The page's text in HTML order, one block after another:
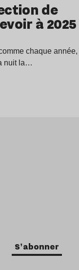
de
à 2025
chaque année,
nuit la…
S'abonner